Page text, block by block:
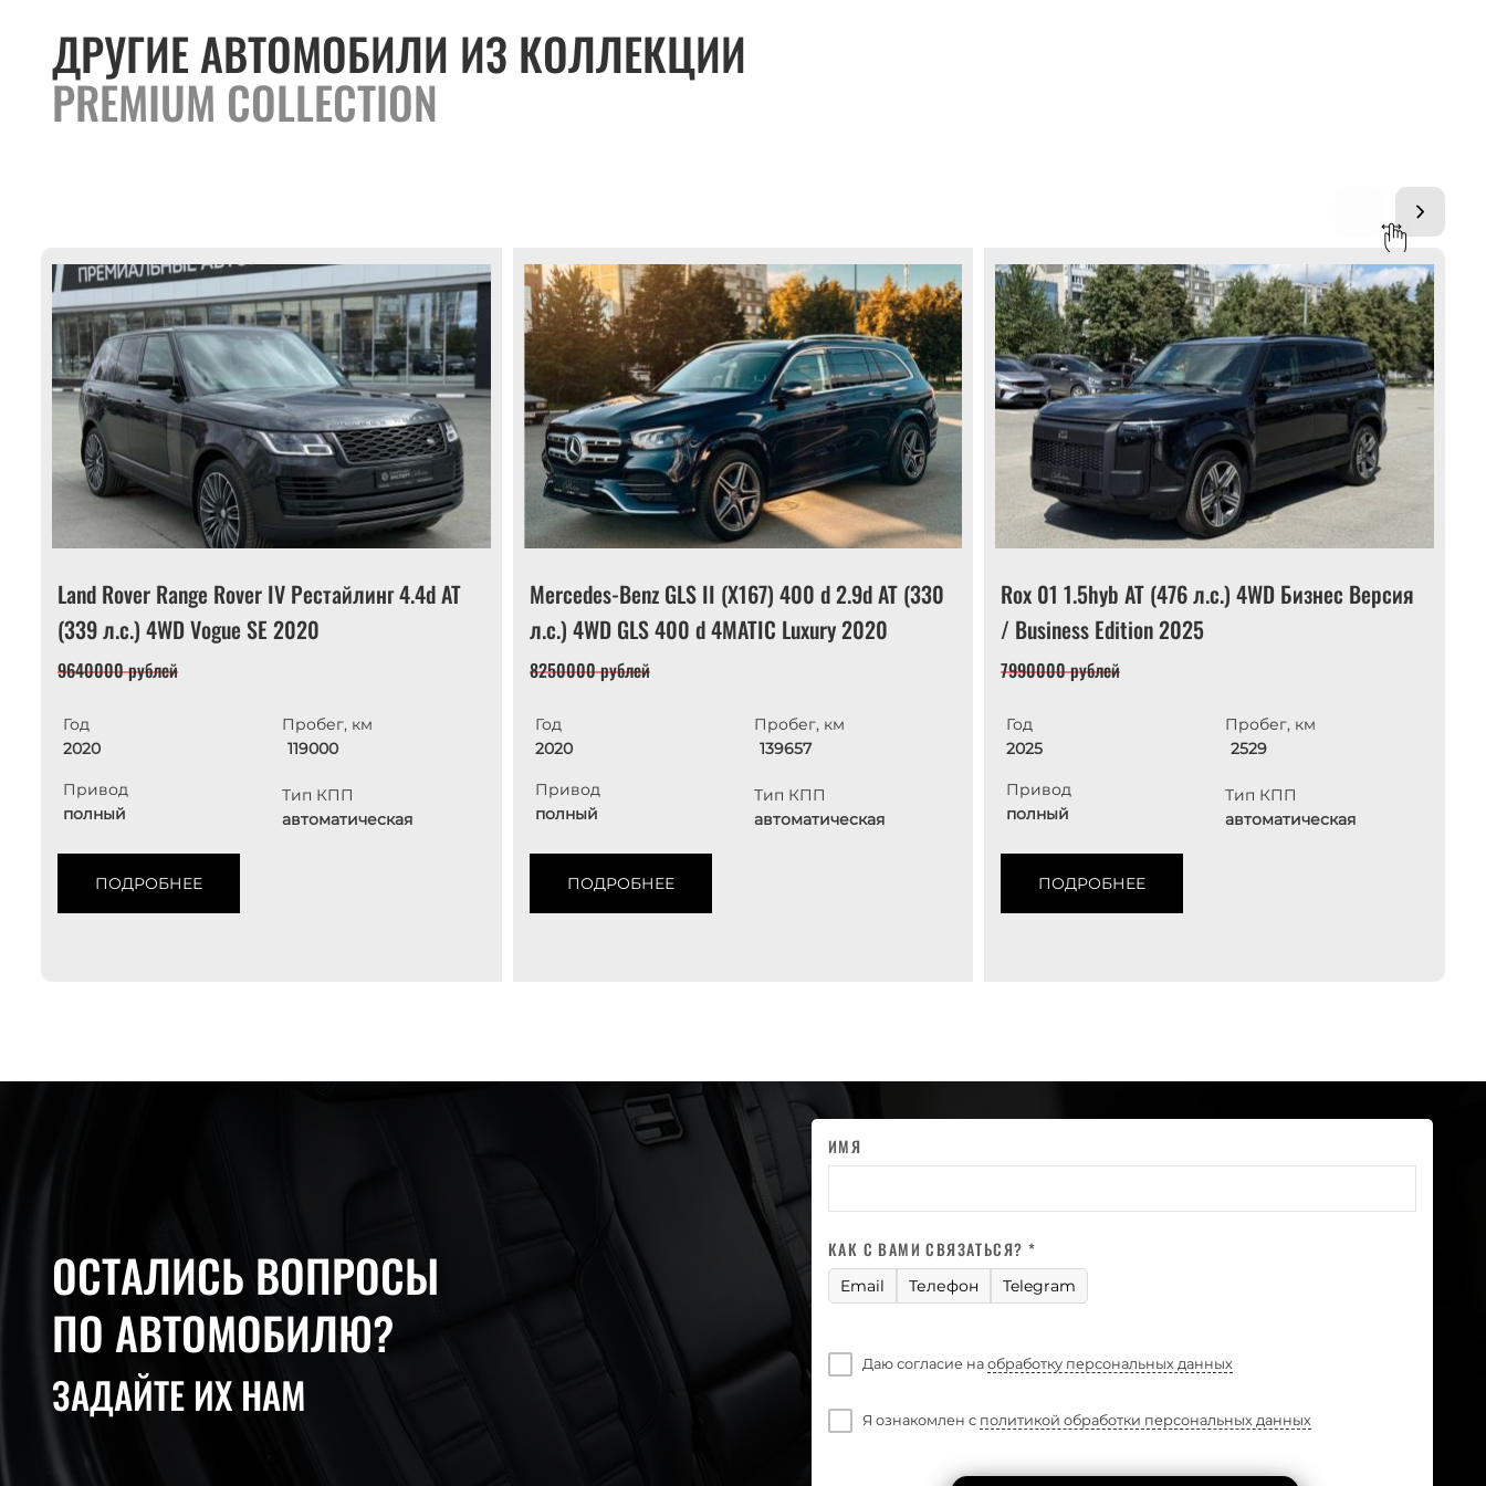
ДРУГИЕ АВТОМОБИЛИ ИЗ КОЛЛЕКЦИИ
PREMIUM COLLECTION
Land Rover Range Rover IV Рестайлинг 4.4d AT
(339 л.с.) 4WD Vogue SE 2020
9640000 рублей
Год
2020
Пробег, км
119000
Привод
полный
Тип КПП
автоматическая
ПОДРОБНЕЕ
Mercedes-Benz GLS II (X167) 400 d 2.9d AT (330
л.с.) 4WD GLS 400 d 4MATIC Luxury 2020
8250000 рублей
Год
2020
Пробег, км
139657
Привод
полный
Тип КПП
автоматическая
ПОДРОБНЕЕ
Rox 01 1.5hyb AT (476 л.с.) 4WD Бизнес Версия
/ Business Edition 2025
7990000 рублей
Год
2025
Пробег, км
2529
Привод
полный
Тип КПП
автоматическая
ПОДРОБНЕЕ
ОСТАЛИСЬ ВОПРОСЫ
ПО АВТОМОБИЛЮ?
ЗАДАЙТЕ ИХ НАМ
ИМЯ
КАК С ВАМИ СВЯЗАТЬСЯ? *
Email Телефон Telegram
Даю согласие на обработку персональных данных
Я ознакомлен с политикой обработки персональных данных